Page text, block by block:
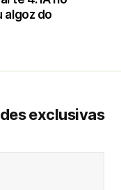
algoz do
exclusivas